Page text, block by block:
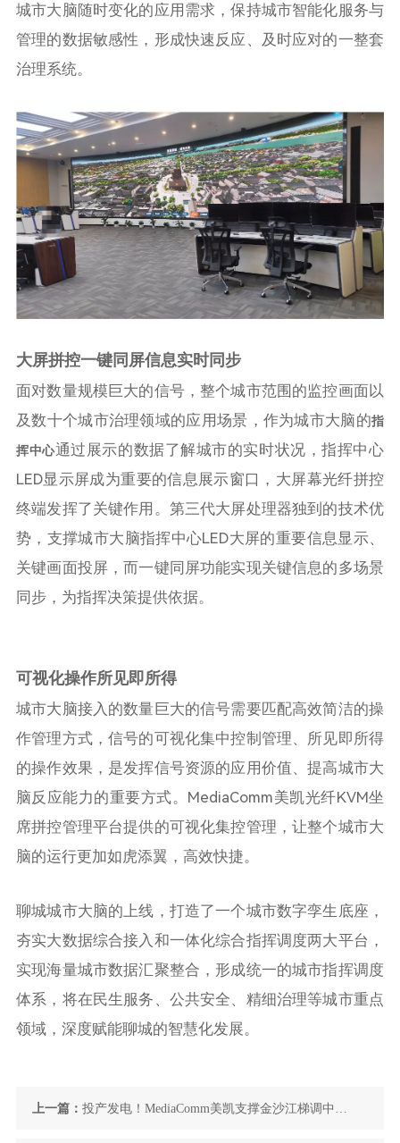
城市大脑随时变化的应用需求，保持城市智能化服务与
管理的数据敏感性，形成快速反应、及时应对的一整套
治理系统。
大屏拼控一键同屏信息实时同步
面对数量规模巨大的信号，整个城市范围的监控画面以
及数十个城市治理领域的应用场景，作为城市大脑的指
挥中心通过展示的数据了解城市的实时状况，指挥中心
LED显示屏成为重要的信息展示窗口，大屏幕光纤拼控
终端发挥了关键作用。第三代大屏处理器独到的技术优
势，支撑城市大脑指挥中心LED大屏的重要信息显示、
关键画面投屏，而一键同屏功能实现关键信息的多场景
同步，为指挥决策提供依据。
可视化操作所见即所得
城市大脑接入的数量巨大的信号需要匹配高效简洁的操
作管理方式，信号的可视化集中控制管理、所见即所得
的操作效果，是发挥信号资源的应用价值、提高城市大
脑反应能力的重要方式。MediaComm美凯光纤KVM坐
席拼控管理平台提供的可视化集控管理，让整个城市大
脑的运行更加如虎添翼，高效快捷。
聊城城市大脑的上线，打造了一个城市数字孪生底座，
夯实大数据综合接入和一体化综合指挥调度两大平台，
实现海量城市数据汇聚整合，形成统一的城市指挥调度
体系，将在民生服务、公共安全、精细治理等城市重点
领域，深度赋能聊城的智慧化发展。
上一篇： 投产发电！MediaComm美凯支撑金沙江梯调中心